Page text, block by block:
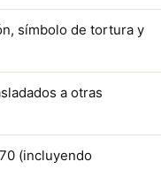
símbolo de tortura y
a otras
(incluyendo